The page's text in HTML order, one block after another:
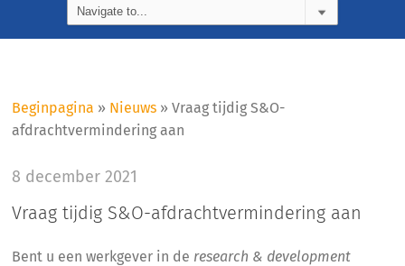
Beginpagina » Nieuws »Vraag tijdig S&O-
afdrachtvermindering aan
8 december 2021
Vraag tijdig S&O-afdrachtvermindering aan
Bent u een werkgever in de research & development